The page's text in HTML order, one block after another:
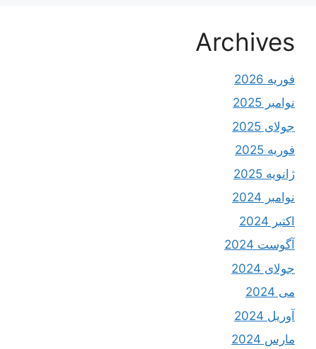
Archives
فوریه 2026
نوامبر 2025
جولای 2025
فوریه 2025
ژانویه 2025
نوامبر 2024
اکتبر 2024
آگوست 2024
جولای 2024
می 2024
آوریل 2024
مارس 2024